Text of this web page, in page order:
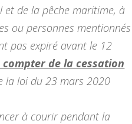
et de la pêche maritime, à
ou personnes mentionnés
pas expiré avant le 12
de la cessation
la loi du 23 mars 2020
à courir pendant la